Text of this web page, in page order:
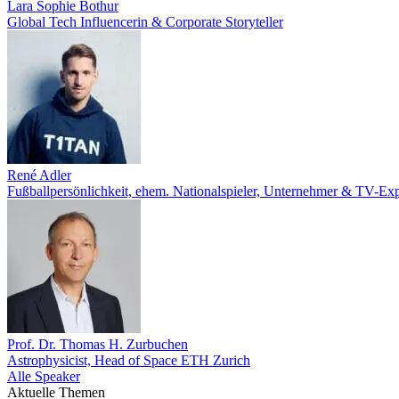
Lara Sophie Bothur
Global Tech Influencerin & Corporate Storyteller
René Adler
Fußballpersönlichkeit, ehem. Nationalspieler, Unternehmer & TV-
Prof. Dr. Thomas H. Zurbuchen
Astrophysicist, Head of Space ETH Zurich
Alle Speaker
Aktuelle Themen